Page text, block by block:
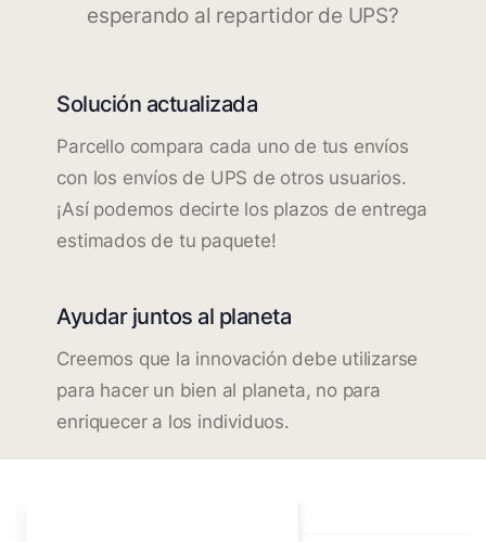
esperando al repartidor de UPS?
Solución actualizada
Parcello compara cada uno de tus envíos
con los envíos de UPS de otros usuarios.
¡Así podemos decirte los plazos de entrega
estimados de tu paquete!
Ayudar juntos al planeta
Creemos que la innovación debe utilizarse
para hacer un bien al planeta, no para
enriquecer a los individuos.